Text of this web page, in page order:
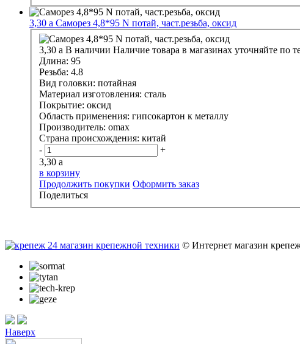
3,30 a Саморез 4,8*95 N потай, част.резьба, оксид
3,30 a В наличии Наличие товара в магазинах уточняйте по
Длина: 95
Резьба: 4.8
Вид головки: потайная
Материал изготовления: сталь
Покрытие: оксид
Область применения: гипсокартон к металлу
Производитель: omax
Страна происхождения: китай
-
+
3,30 a
в корзину
Продолжить покупки Оформить заказ
Поделиться
© Интернет магазин
Наверх